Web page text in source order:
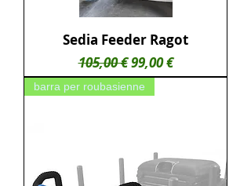
Sedia Feeder Ragot
Prezzo regolare
105,00 €Prezzo scontato
99,00 €
barra per roubasienne